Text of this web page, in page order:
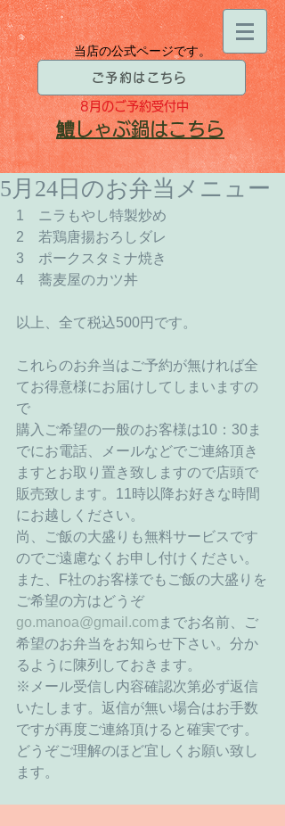
当店の公式ページです。
ご予約はこちら
8月のご予約受付中
​鱧しゃぶ鍋はこちら
5月24日のお弁当メニュー
1　ニラもやし特製炒め
2　若鶏唐揚おろしダレ
3　ポークスタミナ焼き
4　蕎麦屋のカツ丼
以上、全て税込500円です。
これらのお弁当はご予約が無ければ全
てお得意様にお届けしてしまいますの
で
購入ご希望の一般のお客様は10：30ま
でにお電話、メールなどでご連絡頂き
ますとお取り置き致しますので店頭で
販売致します。11時以降お好きな時間
にお越しください。
尚、ご飯の大盛りも無料サービスです
のでご遠慮なくお申し付けください。
また、F社のお客様でもご飯の大盛りを
ご希望の方はどうぞ
go.manoa@gmail.com までお名前、ご
希望のお弁当をお知らせ下さい。分か
るように陳列しておきます。
※メール受信し内容確認次第必ず返信
いたします。返信が無い場合はお手数
ですが再度ご連絡頂けると確実です。
どうぞご理解のほど宜しくお願い致し
ます。